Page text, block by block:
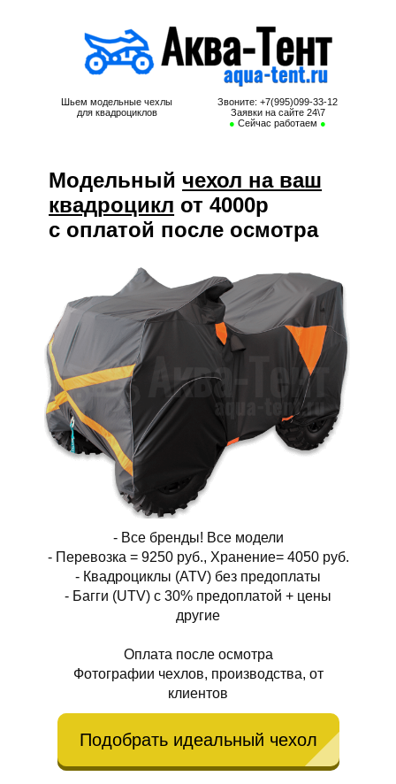
Шьем модельные чехлы
для квадроциклов
Звоните: +7(995)099-33-12
Заявки на сайте 24\7
● Сейчас работаем ●
Модельный чехол на ваш
квадроцикл от 4000р
с оплатой после осмотра
- Все бренды! Все модели
- Перевозка = 9250 руб., Хранение= 4050 руб.
- Квадроциклы (ATV) без предоплаты
- Багги (UTV) с 30% предоплатой + цены
другие
Оплата после осмотра
Фотографии чехлов, производства, от
клиентов
Подобрать идеальный чехол